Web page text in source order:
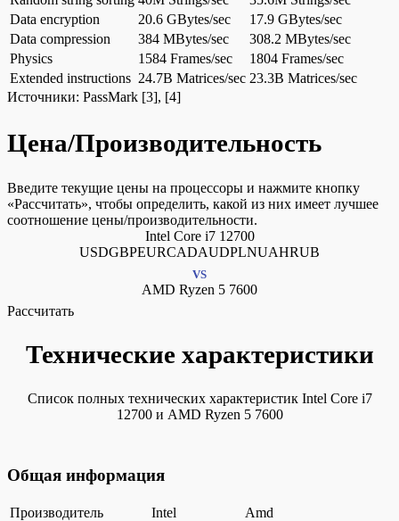
Data encryption
20.6 GBytes/sec
17.9 GBytes/sec
Data compression
384 MBytes/sec
308.2 MBytes/sec
Physics
1584 Frames/sec
1804 Frames/sec
Extended instructions 24.7B Matrices/sec 23.3B Matrices/sec
Источники: PassMark [3], [4]
Цена/Производительность
Введите текущие цены на процессоры и нажмите кнопку
«Рассчитать», чтобы определить, какой из них имеет лучшее
соотношение цены/производительности.
Intel Core i7 12700
USDGBPEURCADAUDPLNUAHRUB
VS
AMD Ryzen 5 7600
Рассчитать
Технические характеристики
Список полных технических характеристик Intel Core i7
12700 и AMD Ryzen 5 7600
Общая информация
Производитель Intel
Amd